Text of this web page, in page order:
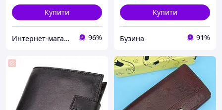
Купити
Интернет-магазин TVOЁ 96%
Купити
Бузина 91%